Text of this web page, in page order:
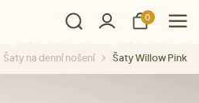
0
Šaty na denní nošení Šaty Willow Pink